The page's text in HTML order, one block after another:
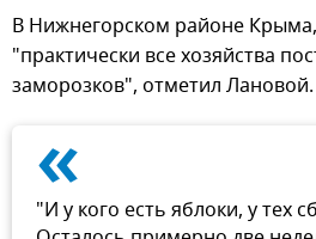
В Нижнегорском районе
"практически все хозяйства
заморозков", отметил Лановой.
«
"И у кого есть яблоки, у тех